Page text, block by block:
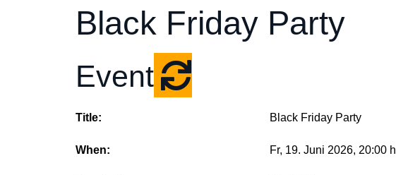
Black Friday Party
Event
Title: Black Friday Party
When: Fr, 19. Juni 2026, 20:00 h